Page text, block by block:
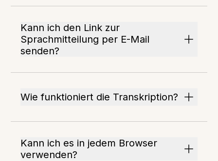
Kann ich den Link zur
Sprachmitteilung per E-Mail
senden?
Wie funktioniert die Transkription?
Kann ich es in jedem Browser
verwenden?